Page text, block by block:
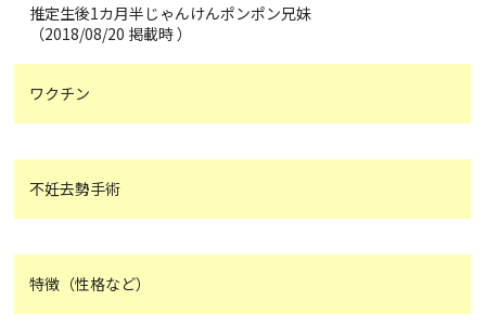
推定生後1カ月半じゃんけんポンポン兄妹
（2018/08/20 掲載時 ）
ワクチン
不妊去勢手術
特徴（性格など）